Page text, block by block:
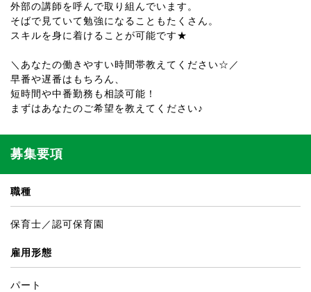
外部の講師を呼んで取り組んでいます。
そばで見ていて勉強になることもたくさん。
スキルを身に着けることが可能です★
＼あなたの働きやすい時間帯教えてください☆／
早番や遅番はもちろん、
短時間や中番勤務も相談可能！
まずはあなたのご希望を教えてください♪
募集要項
職種
保育士／認可保育園
雇用形態
パート